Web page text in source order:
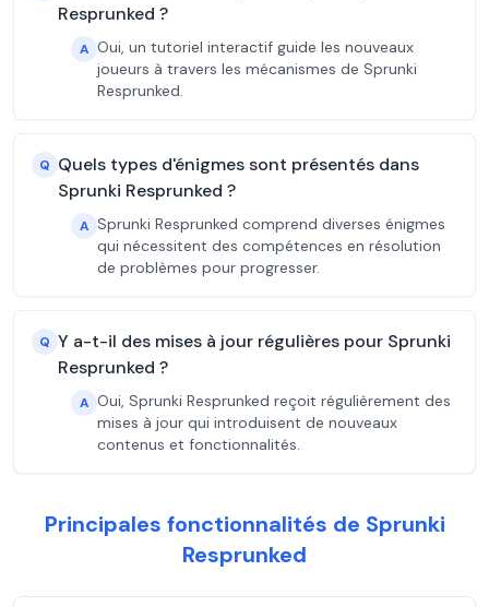
Resprunked ?
A Oui, un tutoriel interactif guide les nouveaux
joueurs à travers les mécanismes de Sprunki
Resprunked.
Q Quels types d'énigmes sont présentés dans
Sprunki Resprunked ?
A Sprunki Resprunked comprend diverses énigmes
qui nécessitent des compétences en résolution
de problèmes pour progresser.
Q Y a-t-il des mises à jour régulières pour Sprunki
Resprunked ?
A Oui, Sprunki Resprunked reçoit régulièrement des
mises à jour qui introduisent de nouveaux
contenus et fonctionnalités.
Principales fonctionnalités de Sprunki
Resprunked